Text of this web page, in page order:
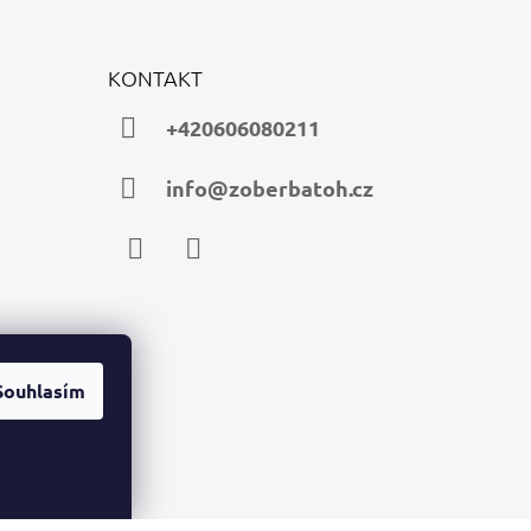
KONTAKT
+420606080211
info@zoberbatoh.cz